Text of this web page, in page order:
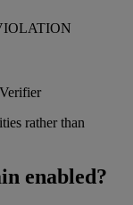
rather than
enabled?